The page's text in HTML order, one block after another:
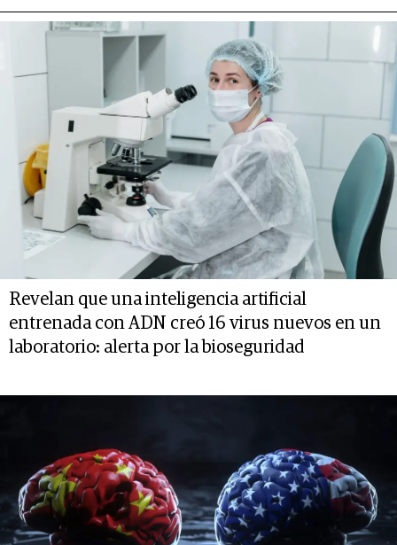
Revelan que una inteligencia artificial
entrenada con ADN creó 16 virus nuevos en un
laboratorio: alerta por la bioseguridad